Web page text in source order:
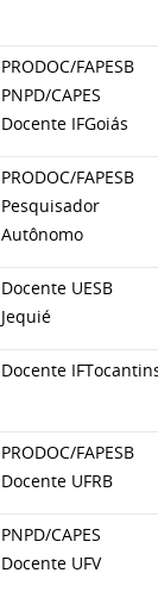
PRODOC/FAPESB
PNPD/CAPES
Docente IFGoiás
PRODOC/FAPESB
Pesquisador
Autônomo
Docente UESB
Jequié
Docente
PRODOC/FAPESB
Docente UFRB
PNPD/CAPES
Docente UFV